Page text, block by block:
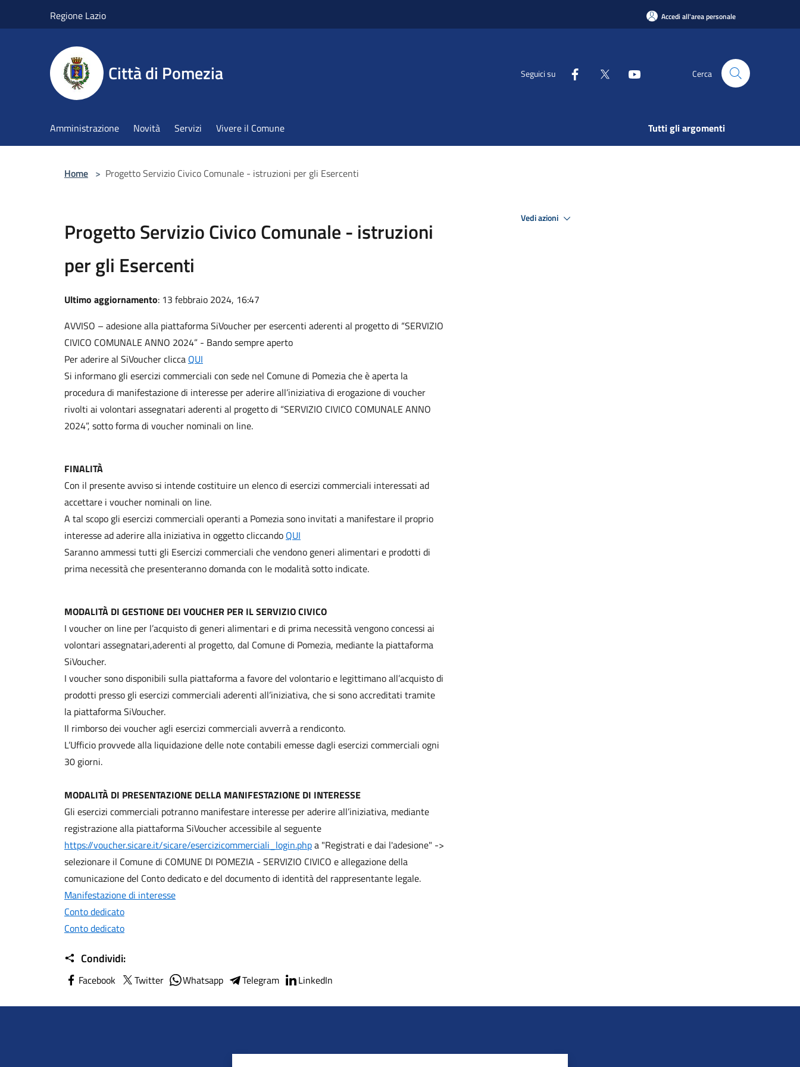
Regione Lazio Accedi all'area personale
Città di Pomezia Seguici su Cerca
Amministrazione Novità Servizi Vivere il Comune Tutti gli argomenti
Home > Progetto Servizio Civico Comunale - istruzioni per gli Esercenti
Progetto Servizio Civico Comunale - istruzioni
per gli Esercenti
Ultimo aggiornamento: 13 febbraio 2024, 16:47
AVVISO – adesione alla piattaforma SiVoucher per esercenti aderenti al progetto di “SERVIZIO
CIVICO COMUNALE ANNO 2024” - Bando sempre aperto
Per aderire al SiVoucher clicca QUI
Si informano gli esercizi commerciali con sede nel Comune di Pomezia che è aperta la
procedura di manifestazione di interesse per aderire all’iniziativa di erogazione di voucher
rivolti ai volontari assegnatari aderenti al progetto di “SERVIZIO CIVICO COMUNALE ANNO
2024”, sotto forma di voucher nominali on line.
FINALITÀ
Con il presente avviso si intende costituire un elenco di esercizi commerciali interessati ad
accettare i voucher nominali on line.
A tal scopo gli esercizi commerciali operanti a Pomezia sono invitati a manifestare il proprio
interesse ad aderire alla iniziativa in oggetto cliccando QUI
Saranno ammessi tutti gli Esercizi commerciali che vendono generi alimentari e prodotti di
prima necessità che presenteranno domanda con le modalità sotto indicate.
MODALITÀ DI GESTIONE DEI VOUCHER PER IL SERVIZIO CIVICO
I voucher on line per l’acquisto di generi alimentari e di prima necessità vengono concessi ai
volontari assegnatari,aderenti al progetto, dal Comune di Pomezia, mediante la piattaforma
SiVoucher.
I voucher sono disponibili sulla piattaforma a favore del volontario e legittimano all’acquisto di
prodotti presso gli esercizi commerciali aderenti all’iniziativa, che si sono accreditati tramite
la piattaforma SiVoucher.
Il rimborso dei voucher agli esercizi commerciali avverrà a rendiconto.
L’Ufficio provvede alla liquidazione delle note contabili emesse dagli esercizi commerciali ogni
30 giorni.
MODALITÀ DI PRESENTAZIONE DELLA MANIFESTAZIONE DI INTERESSE
Gli esercizi commerciali potranno manifestare interesse per aderire all’iniziativa, mediante
registrazione alla piattaforma SiVoucher accessibile al seguente
https://voucher.sicare.it/sicare/esercizicommerciali_login.phpa "Registrati e dai l'adesione" ->
selezionare il Comune di COMUNE DI POMEZIA - SERVIZIO CIVICO e allegazione della
comunicazione del Conto dedicato e del documento di identità del rappresentante legale.
Manifestazione di interesse
Conto dedicato
Conto dedicato
Condividi:
Facebook Twitter Whatsapp Telegram LinkedIn
Vedi azioni